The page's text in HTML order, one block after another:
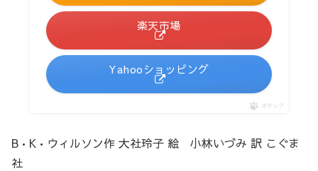
楽天市場
Yahooショッピング
ポチップ
B•K•ウィルソン作 大社玲子 絵 小林いづみ 訳 こぐま
社